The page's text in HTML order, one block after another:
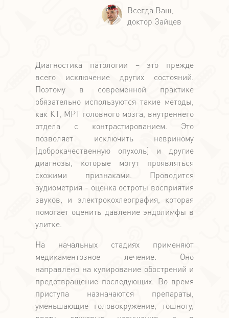
Диагностика патологии – это прежде
всего исключение других состояний.
Поэтому в современной практике
обязательно используются такие методы,
как КТ, МРТ головного мозга, внутреннего
отдела с контрастированием. Это
позволяет исключить невриному
(доброкачественную опухоль) и другие
диагнозы, которые могут проявляться
схожими признаками. Проводится
аудиометрия - оценка остроты восприятия
звуков, и электрокохлеография, которая
помогает оценить давление эндолимфы в
улитке.
На начальных стадиях применяют
медикаментозное лечение. Оно
направлено на купирование обострений и
предотвращение последующих. Во время
приступа назначаются препараты,
уменьшающие головокружение, тошноту,